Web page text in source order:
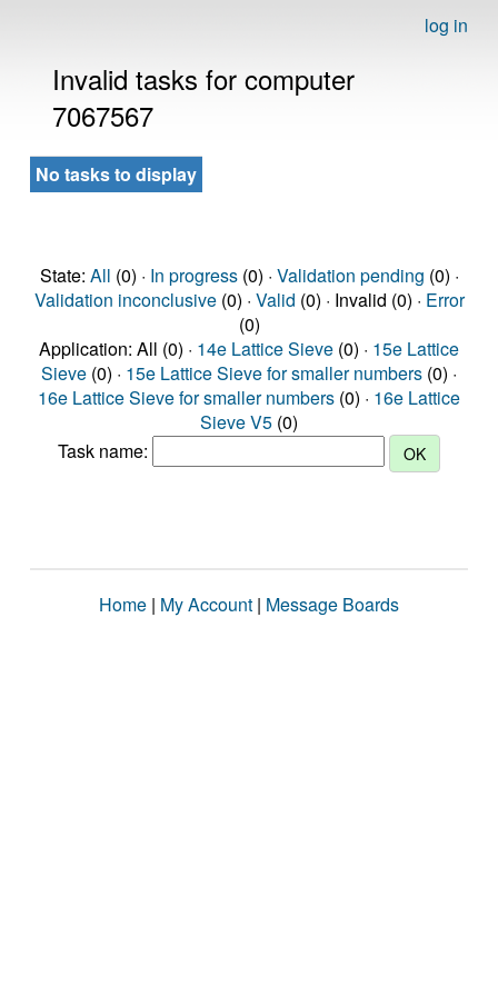
log in
Invalid tasks for computer
7067567
No tasks to display
State: All (0) · In progress(0) · Validation pending (0) ·
Validation inconclusive(0) · Valid (0) · Invalid (0) · Error
(0)
Application: All (0) · 14e Lattice Sieve (0) · 15e Lattice
Sieve (0) · 15e Lattice Sieve for smaller numbers (0) ·
16e Lattice Sieve for smaller numbers (0) · 16e Lattice
Sieve V5 (0)
Task name:
Home | My Account | Message Boards